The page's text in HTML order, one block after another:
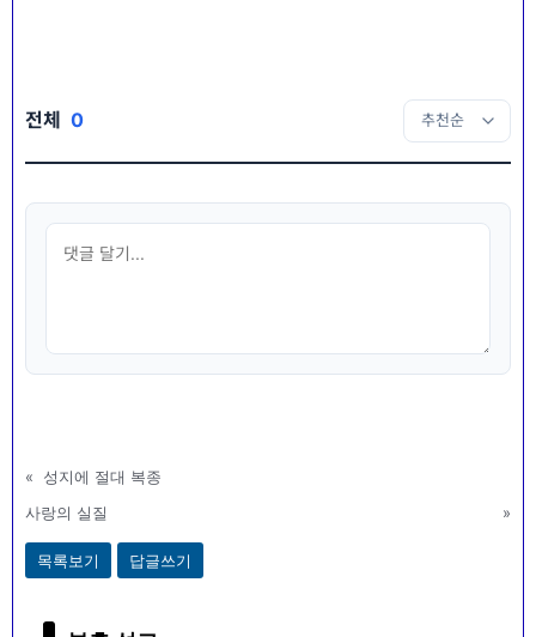
전체 0
«
성지에 절대 복종
사랑의 실질
»
목록보기 답글쓰기